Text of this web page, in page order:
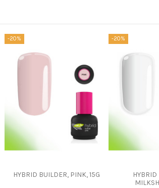
-20%
HYBRID BUILDER, PINK, 15G
-20%